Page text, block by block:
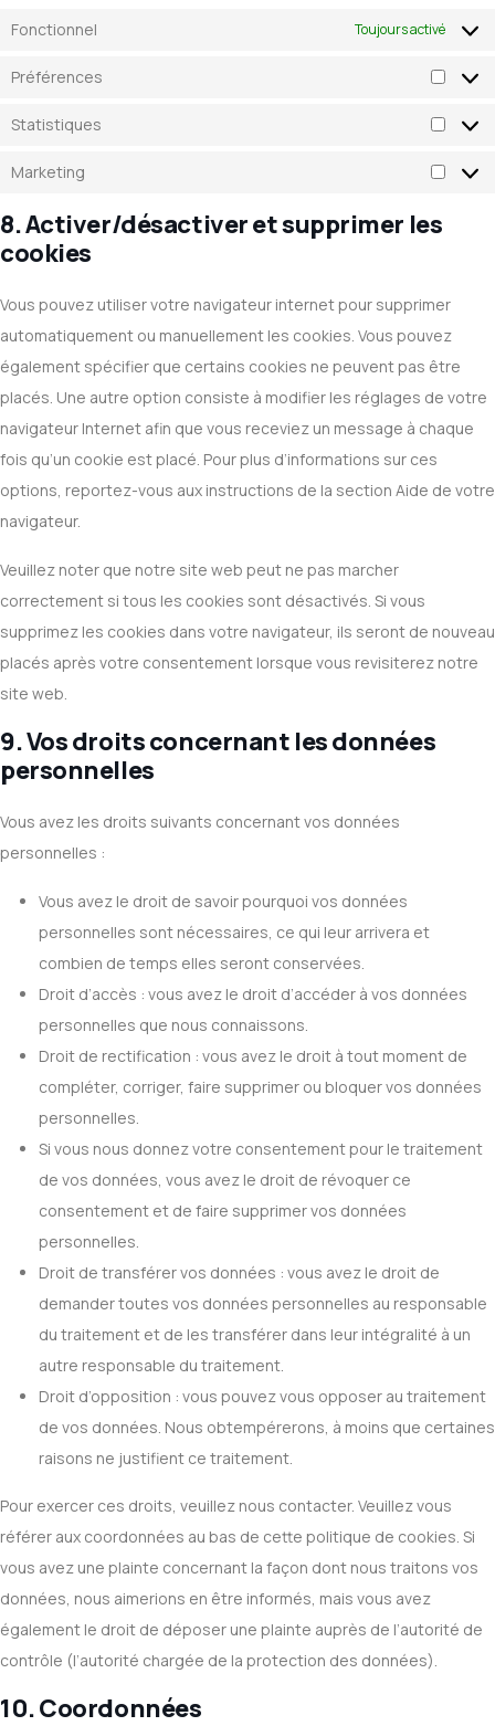
Fonctionnel Toujours activé
Préférences
Statistiques
Marketing
8. Activer/désactiver et supprimer les
cookies
Vous pouvez utiliser votre navigateur internet pour supprimer
automatiquement ou manuellement les cookies. Vous pouvez
également spécifier que certains cookies ne peuvent pas être
placés. Une autre option consiste à modifier les réglages de votre
navigateur Internet afin que vous receviez un message à chaque
fois qu’un cookie est placé. Pour plus d’informations sur ces
options, reportez-vous aux instructions de la section Aide de votre
navigateur.
Veuillez noter que notre site web peut ne pas marcher
correctement si tous les cookies sont désactivés. Si vous
supprimez les cookies dans votre navigateur, ils seront de nouveau
placés après votre consentement lorsque vous revisiterez notre
site web.
9. Vos droits concernant les données
personnelles
Vous avez les droits suivants concernant vos données
personnelles :
Vous avez le droit de savoir pourquoi vos données
personnelles sont nécessaires, ce qui leur arrivera et
combien de temps elles seront conservées.
Droit d’accès : vous avez le droit d’accéder à vos données
personnelles que nous connaissons.
Droit de rectification : vous avez le droit à tout moment de
compléter, corriger, faire supprimer ou bloquer vos données
personnelles.
Si vous nous donnez votre consentement pour le traitement
de vos données, vous avez le droit de révoquer ce
consentement et de faire supprimer vos données
personnelles.
Droit de transférer vos données : vous avez le droit de
demander toutes vos données personnelles au responsable
du traitement et de les transférer dans leur intégralité à un
autre responsable du traitement.
Droit d’opposition : vous pouvez vous opposer au traitement
de vos données. Nous obtempérerons, à moins que certaines
raisons ne justifient ce traitement.
Pour exercer ces droits, veuillez nous contacter. Veuillez vous
référer aux coordonnées au bas de cette politique de cookies. Si
vous avez une plainte concernant la façon dont nous traitons vos
données, nous aimerions en être informés, mais vous avez
également le droit de déposer une plainte auprès de l’autorité de
contrôle (l’autorité chargée de la protection des données).
10. Coordonnées